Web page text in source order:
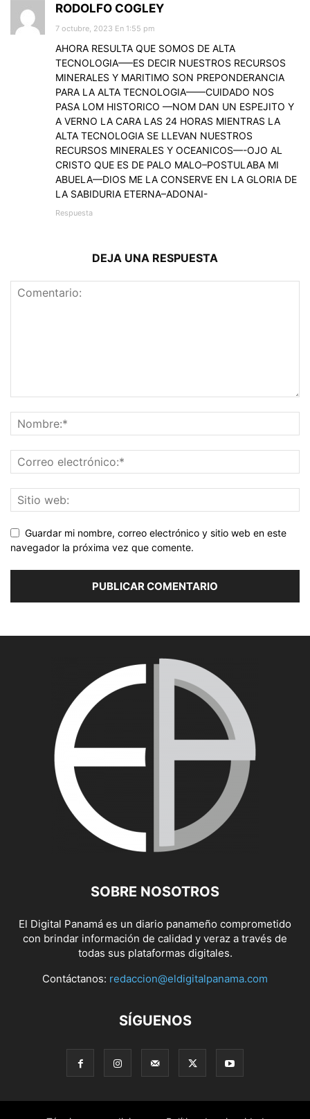
RODOLFO COGLEY
7 octubre, 2023 En 1:55 pm
AHORA RESULTA QUE SOMOS DE ALTA
TECNOLOGIA—–ES DECIR NUESTROS RECURSOS
MINERALES Y MARITIMO SON PREPONDERANCIA
PARA LA ALTA TECNOLOGIA——CUIDADO NOS
PASA LOM HISTORICO —NOM DAN UN ESPEJITO Y
A VERNO LA CARA LAS 24 HORAS MIENTRAS LA
ALTA TECNOLOGIA SE LLEVAN NUESTROS
RECURSOS MINERALES Y OCEANICOS—-OJO AL
CRISTO QUE ES DE PALO MALO–POSTULABA MI
ABUELA—DIOS ME LA CONSERVE EN LA GLORIA DE
LA SABIDURIA ETERNA–ADONAI-
Respuesta
DEJA UNA RESPUESTA
Guardar mi nombre, correo electrónico y sitio web en este
navegador la próxima vez que comente.
SOBRE NOSOTROS
El Digital Panamá es un diario panameño comprometido
con brindar información de calidad y veraz a través de
todas sus plataformas digitales.
Contáctanos: redaccion@eldigitalpanama.com
SÍGUENOS